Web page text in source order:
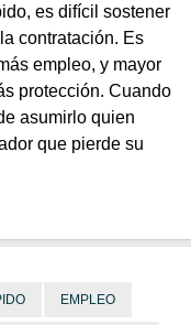
es difícil sostener
contratación. Es
empleo, y mayor
protección. Cuando
asumirlo quien
que pierde su
EMPLEO